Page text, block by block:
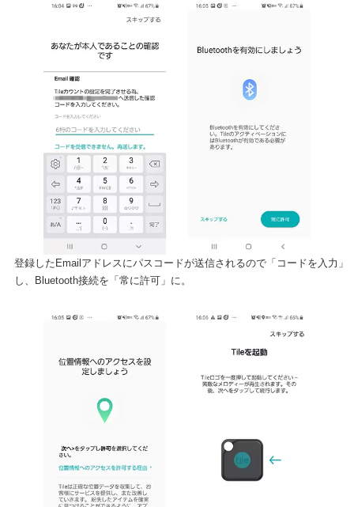
登録したEmailアドレスにパスコードが送信されるので「コードを入力」
し、Bluetooth接続を「常に許可」に。